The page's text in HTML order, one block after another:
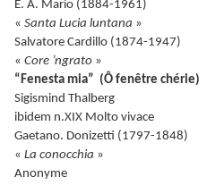
E. A. Mario (1884-1961)
« Santa Lucia luntana »
Salvatore Cardillo (1874-1947)
« Core ’ngrato »
“Fenesta mia” (Ô fenêtre chérie)
Sigismind Thalberg
ibidem n.XIX Molto vivace
Gaetano. Donizetti (1797-1848)
« La conocchia »
Anonyme